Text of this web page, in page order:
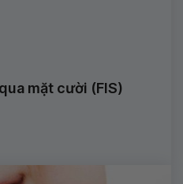
mặt cười (FIS)